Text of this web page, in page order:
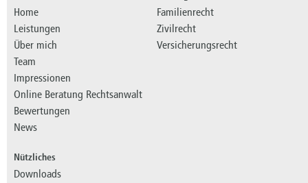
Home
Leistungen
Über mich
Team
Impressionen
Online Beratung Rechtsanwalt
Bewertungen
News
Familienrecht
Zivilrecht
Versicherungsrecht
Nützliches
Downloads